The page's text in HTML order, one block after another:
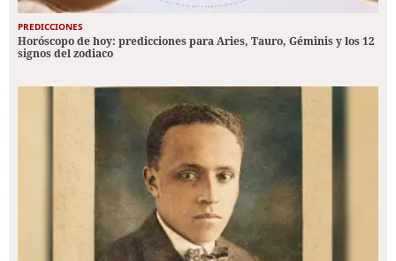
PREDICCIONES
Horóscopo de hoy: predicciones para Aries, Tauro, Géminis y los 12
signos del zodiaco